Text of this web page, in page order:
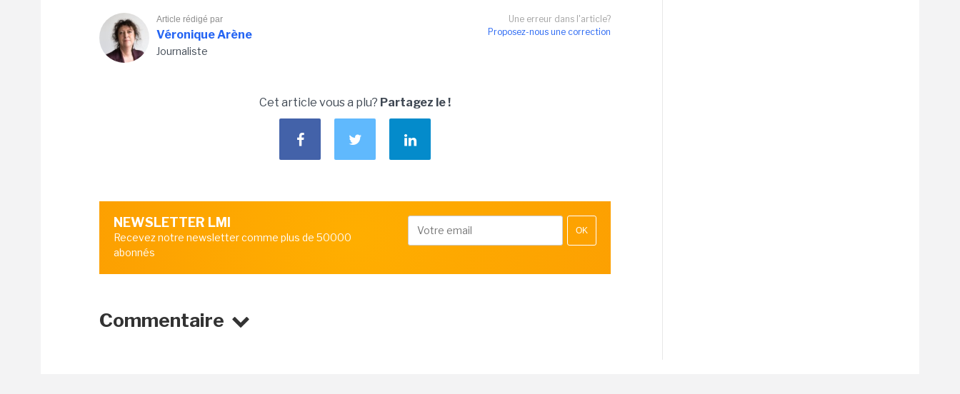
Une erreur dans l'article?
Proposez-nous une correction
Article rédigé par
Véronique Arène
Journaliste
Cet article vous a plu? Partagez le !
NEWSLETTER LMI
Recevez notre newsletter comme plus de 50000
abonnés
OK
Commentaire